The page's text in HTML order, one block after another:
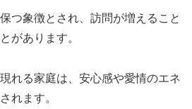
つ象徴とされ、訪問が増えること
があります。
れる家庭は、安心感や愛情のエネ
れます。